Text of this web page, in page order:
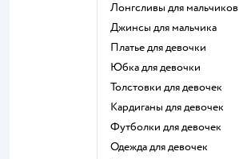
Лонгсливы для мальчиков
Джинсы для мальчика
Платье для девочки
Юбка для девочки
Толстовки для девочек
Кардиганы для девочек
Футболки для девочек
Одежда для девочек